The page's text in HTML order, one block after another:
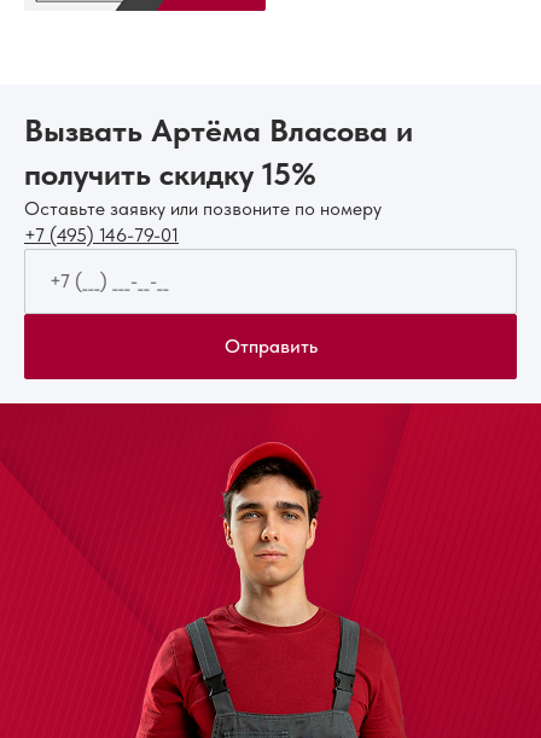
Вызвать Артёма Власова и
получить скидку 15%
Оставьте заявку или позвоните по номеру
+7 (495) 146-79-01
Отправить